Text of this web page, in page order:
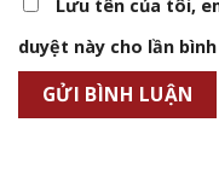
Lưu tên của tôi,
duyệt này cho lần